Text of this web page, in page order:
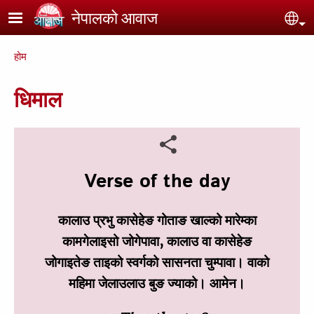
Skip to main content
नेपालको आवाज
Breadcrumb
होम
धिमाल
Verse of the day
कालाउ प्रभु कासेहेङ गोताङ खाल्को मारेम्का
कामगेलाइसो जोगेपावा, कालाउ वा कासेहेङ
जोगाइतेङ ताइको स्वर्गको सासनता चुम्पावा। वाको
महिमा जेलाउलाउ बुङ ज्याको। आमेन।